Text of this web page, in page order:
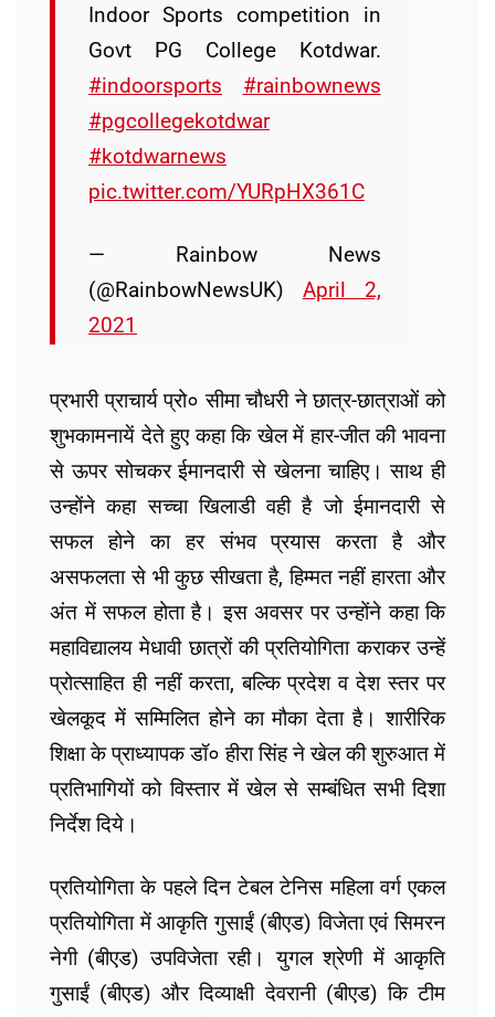
Indoor Sports competition in
Govt PG College Kotdwar.
#indoorsports
#rainbownews
#pgcollegekotdwar
#kotdwarnews
pic.twitter.com/YURpHX361C
— Rainbow News
(@RainbowNewsUK) April 2,
2021
प्रभारी प्राचार्य प्रो० सीमा चौधरी ने छात्र-छात्राओं को
शुभकामनायें देते हुए कहा कि खेल में हार-जीत की भावना
से ऊपर सोचकर ईमानदारी से खेलना चाहिए। साथ ही
उन्होंने कहा सच्चा खिलाडी वही है जो ईमानदारी से
सफल होने का हर संभव प्रयास करता है और
असफलता से भी कुछ सीखता है, हिम्मत नहीं हारता और
अंत में सफल होता है। इस अवसर पर उन्होंने कहा कि
महाविद्यालय मेधावी छात्रों की प्रतियोगिता कराकर उन्हें
प्रोत्साहित ही नहीं करता, बल्कि प्रदेश व देश स्तर पर
खेलकूद में सम्मिलित होने का मौका देता है। शारीरिक
शिक्षा के प्राध्यापक डॉ० हीरा सिंह ने खेल की शुरुआत में
प्रतिभागियों को विस्तार में खेल से सम्बंधित सभी दिशा
निर्देश दिये।
प्रतियोगिता के पहले दिन टेबल टेनिस महिला वर्ग एकल
प्रतियोगिता में आकृति गुसाईं (बीएड) विजेता एवं सिमरन
नेगी (बीएड) उपविजेता रही। युगल श्रेणी में आकृति
गुसाईं (बीएड) और दिव्याक्षी देवरानी (बीएड) कि टीम